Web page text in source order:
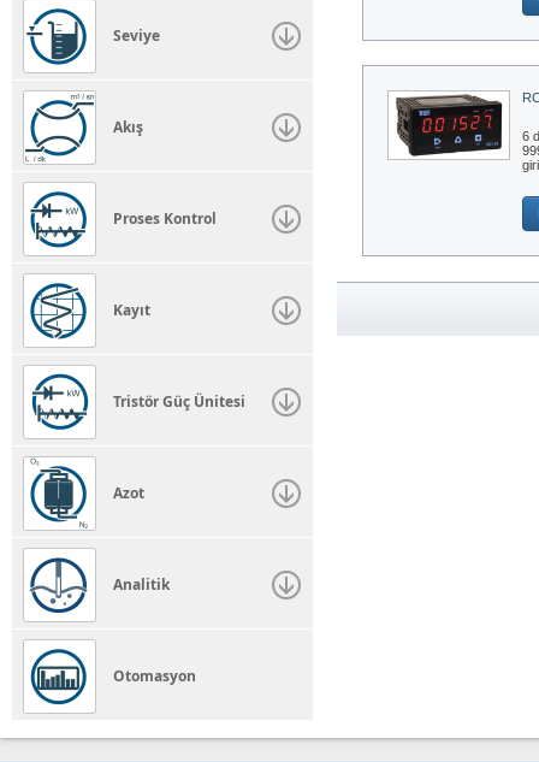
Seviye
Akış
Proses Kontrol
Kayıt
Tristör Güç Ünitesi
Azot
Analitik
Otomasyon
6